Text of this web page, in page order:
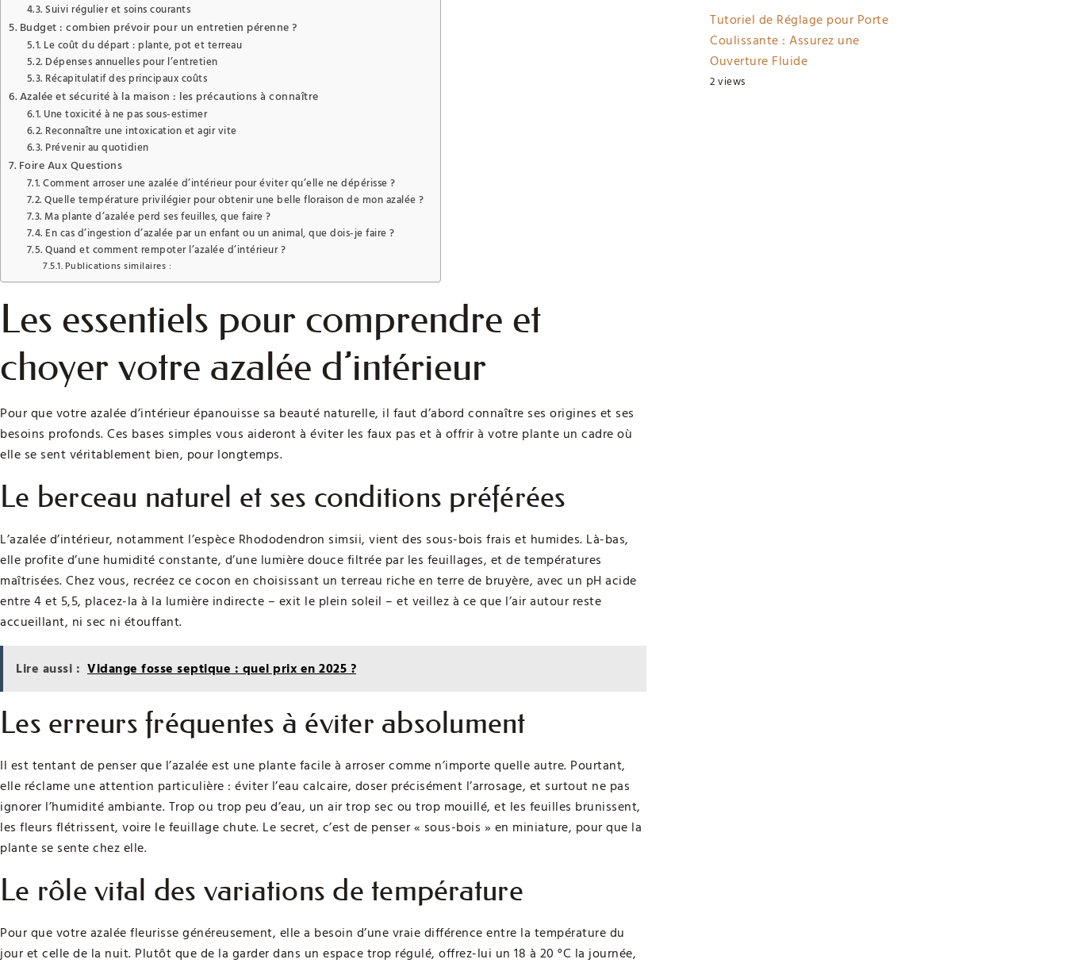
Suivi régulier et soins courants
Budget : combien prévoir pour un entretien pérenne ?
Le coût du départ : plante, pot et terreau
Dépenses annuelles pour l’entretien
Récapitulatif des principaux coûts
Azalée et sécurité à la maison : les précautions à connaître
Une toxicité à ne pas sous-estimer
Reconnaître une intoxication et agir vite
Prévenir au quotidien
Foire Aux Questions
Comment arroser une azalée d’intérieur pour éviter qu’elle ne dépérisse ?
Quelle température privilégier pour obtenir une belle floraison de mon azalée ?
Ma plante d’azalée perd ses feuilles, que faire ?
En cas d’ingestion d’azalée par un enfant ou un animal, que dois-je faire ?
Quand et comment rempoter l’azalée d’intérieur ?
Publications similaires :
Les essentiels pour comprendre et
choyer votre azalée d’intérieur
Pour que votre azalée d’intérieur épanouisse sa beauté naturelle, il faut d’abord connaître ses origines et ses
besoins profonds. Ces bases simples vous aideront à éviter les faux pas et à offrir à votre plante un cadre où
elle se sent véritablement bien, pour longtemps.
Le berceau naturel et ses conditions préférées
L’azalée d’intérieur, notamment l’espèce Rhododendron simsii, vient des sous-bois frais et humides. Là-bas,
elle profite d’une humidité constante, d’une lumière douce filtrée par les feuillages, et de températures
maîtrisées. Chez vous, recréez ce cocon en choisissant un terreau riche en terre de bruyère, avec un pH acide
entre 4 et 5,5, placez-la à la lumière indirecte – exit le plein soleil – et veillez à ce que l’air autour reste
accueillant, ni sec ni étouffant.
Lire aussi : Vidange fosse septique : quel prix en 2025 ?
Les erreurs fréquentes à éviter absolument
Il est tentant de penser que l’azalée est une plante facile à arroser comme n’importe quelle autre. Pourtant,
elle réclame une attention particulière : éviter l’eau calcaire, doser précisément l’arrosage, et surtout ne pas
ignorer l’humidité ambiante. Trop ou trop peu d’eau, un air trop sec ou trop mouillé, et les feuilles brunissent,
les fleurs flétrissent, voire le feuillage chute. Le secret, c’est de penser « sous-bois » en miniature, pour que la
plante se sente chez elle.
Le rôle vital des variations de température
Pour que votre azalée fleurisse généreusement, elle a besoin d’une vraie différence entre la température du
jour et celle de la nuit. Plutôt que de la garder dans un espace trop régulé, offrez-lui un 18 à 20 °C la journée,
Tutoriel de Réglage pour Porte
Coulissante : Assurez une
Ouverture Fluide
2 views